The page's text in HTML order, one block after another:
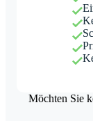
Möchten Sie